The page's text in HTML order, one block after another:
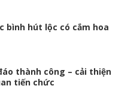
bình hút lộc có cắm hoa
thành công – cải thiện
tiến chức